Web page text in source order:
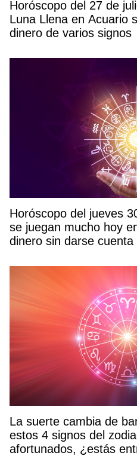
Horóscopo del 27 de
Luna Llena en Acuario
dinero de varios signos
Horóscopo del jueves
se juegan mucho hoy
dinero sin darse cuenta
La suerte cambia de
estos 4 signos del
afortunados, ¿estás